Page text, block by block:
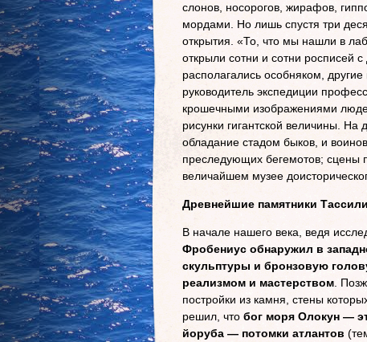
слонов, носорогов, жирафов,
мордами. Но лишь спустя три
открытия. «То, что мы нашли в
открыли сотни и сотни росписей
располагались особняком,
руководитель экспедиции
крошечными изображениями
рисунки гигантской величины. На
обладание стадом быков, и
преследующих бегемотов; сцены
величайшем музее
Древнейшие памятники
В начале нашего века, ведя
Фробениус обнаружил в
скульптуры и бронзовую
реализмом и мастерством .
постройки из камня, стены
решил, что бог моря Олокун —
йоруба — потомки атлантов